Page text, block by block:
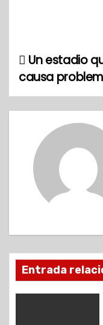
N
v
i
ó
n
Un estadio
causa
Entrada